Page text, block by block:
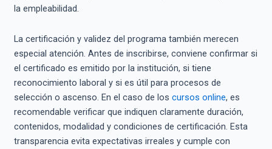
la empleabilidad.
La certificación y validez del programa también merecen
especial atención. Antes de inscribirse, conviene confirmar si
el certificado es emitido por la institución, si tiene
reconocimiento laboral y si es útil para procesos de
selección o ascenso. En el caso de los cursos online, es
recomendable verificar que indiquen claramente duración,
contenidos, modalidad y condiciones de certificación. Esta
transparencia evita expectativas irreales y cumple con